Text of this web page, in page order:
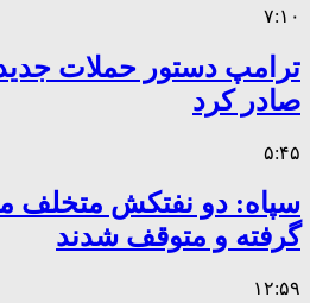
۷:۱۰
ترامپ دستور حملات جدید
صادر کرد
۵:۴۵
سپاه: دو نفتکش متخلف
گرفته و متوقف شدند
۱۲:۵۹